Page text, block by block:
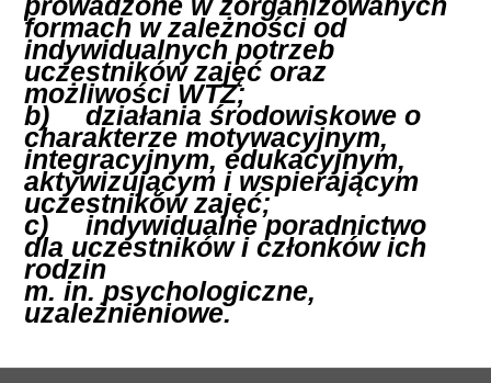
formach w zależności od
indywidualnych potrzeb
uczestników zajęć oraz
możliwości WTZ;
b)	działania środowiskowe o
charakterze motywacyjnym,
integracyjnym, edukacyjnym,
aktywizującym i wspierającym
uczestników zajęć;
c)	indywidualne poradnictwo
dla uczestników i członków ich
rodzin
m. in. psychologiczne,
uzależnieniowe.